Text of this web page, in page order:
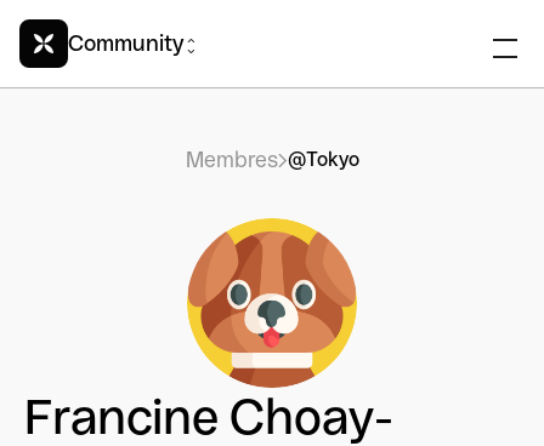
Community
Membres @Tokyo
Francine Choay-